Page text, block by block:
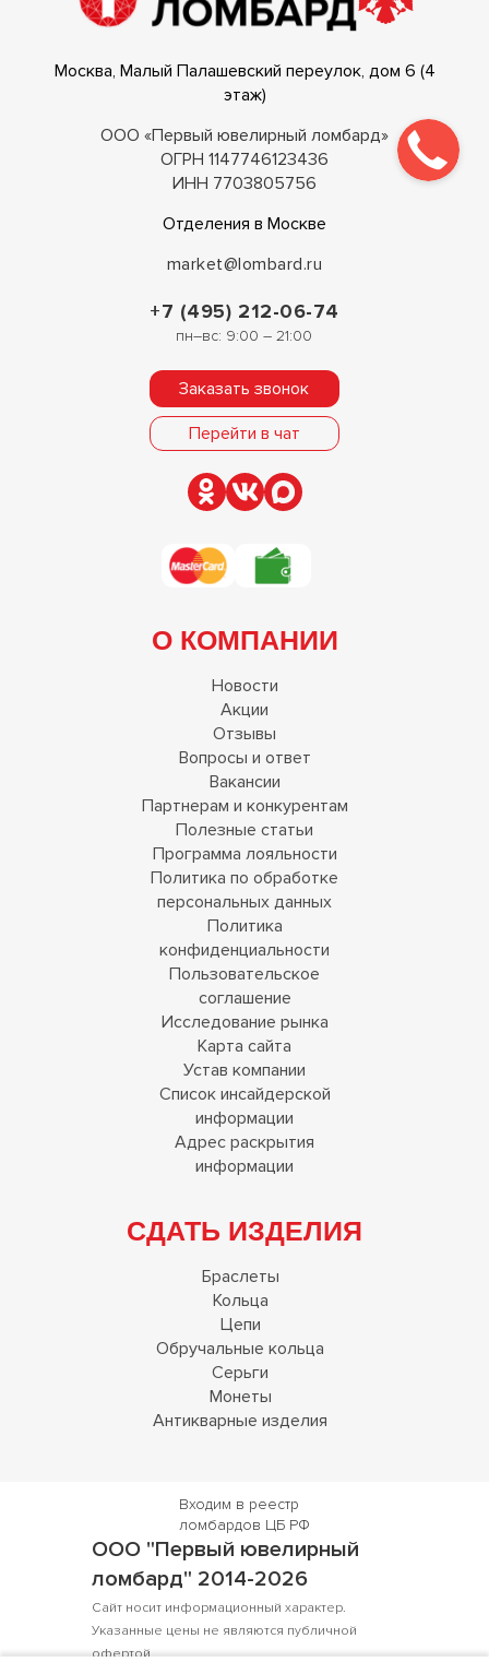
Москва, Малый Палашевский переулок, дом 6 (4
этаж)
ООО «Первый ювелирный ломбард»
ОГРН 1147746123436
ИНН 7703805756
Отделения в Москве
market@lombard.ru
+7 (495) 212-06-74
пн–вс: 9:00 – 21:00
Заказать звонок
Перейти в чат
О КОМПАНИИ
Новости
Акции
Отзывы
Вопросы и ответ
Вакансии
Партнерам и конкурентам
Полезные статьи
Программа лояльности
Политика по обработке
персональных данных
Политика
конфиденциальности
Пользовательское
соглашение
Исследование рынка
Карта сайта
Устав компании
Список инсайдерской
информации
СДАТЬ ИЗДЕЛИЯ
Браслеты
Кольца
Цепи
Обручальные кольца
Серьги
Входим в реестр
ломбардов ЦБ РФ
ООО "Первый ювелирный
ломбард" 2014-2026
Сайт носит информационный характер.